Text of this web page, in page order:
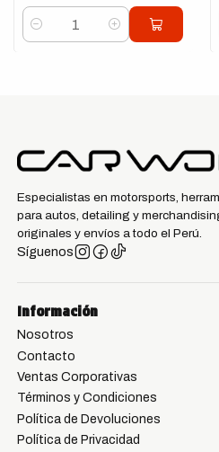
Cantidad
Especialistas en motorsports,
para autos, detailing y
originales y envíos a todo el Perú.
Síguenos
Información
Nosotros
Contacto
Ventas Corporativas
Términos y Condiciones
Política de Devoluciones
Política de Privacidad